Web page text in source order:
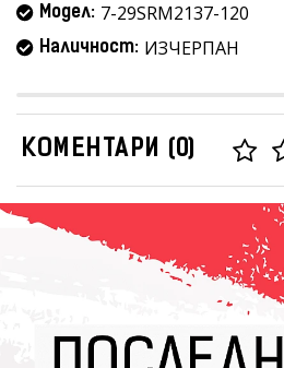
Модел: 7-29SRM2137-120
Наличност: ИЗЧЕРПАН
КОМЕНТАРИ (0)